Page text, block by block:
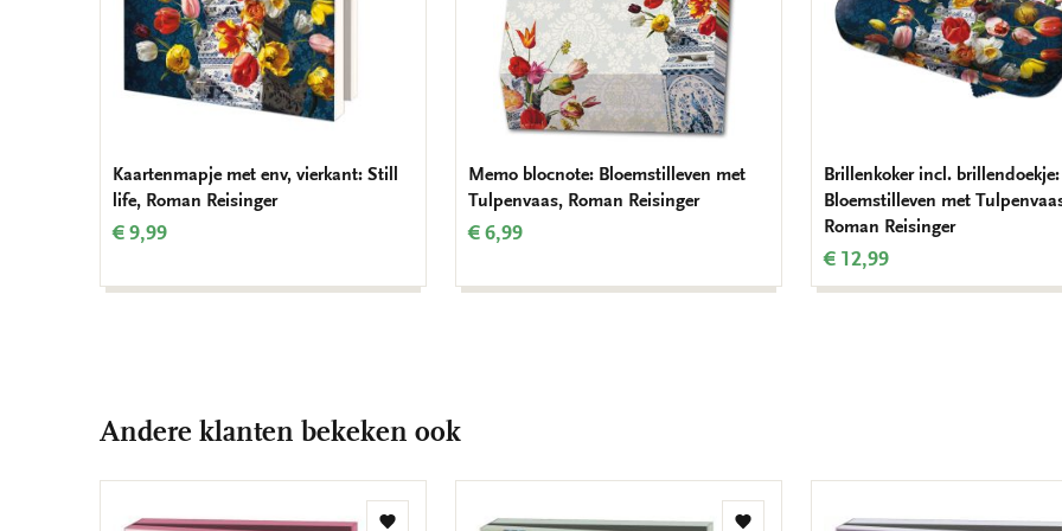
Kaartenmapje met env, vierkant: Still
life, Roman Reisinger
€ 9,99
Memo blocnote: Bloemstilleven met
Tulpenvaas, Roman Reisinger
€ 6,99
Brillenkoker incl. brillendoekje:
Bloemstilleven met
Roman Reisinger
€ 12,99
Andere klanten bekeken ook